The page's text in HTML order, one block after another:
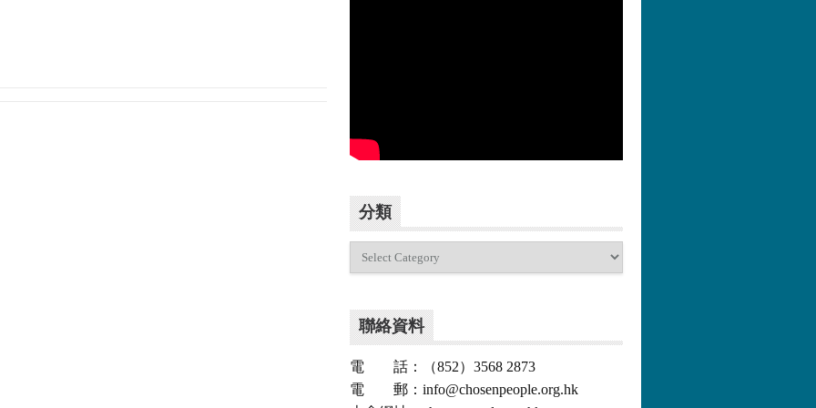
分類
聯絡資料
電 話：（852）3568 2873
電 郵：info@chosenpeople.org.hk